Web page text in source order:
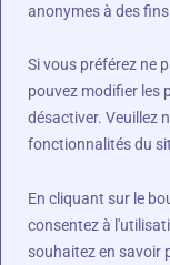
anonymes à des
Si vous préférez ne
pouvez modifier les
désactiver. Veuillez
fonctionnalités du
En cliquant sur le
consentez à
souhaitez en savoir